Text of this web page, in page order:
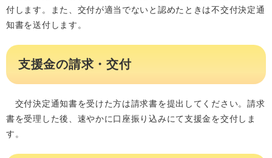
付します。また、交付が適当でないと認めたときは不交付決定通
知書を送付します。
支援金の請求・交付
交付決定通知書を受けた方は請求書を提出してください。請求
書を受理した後、速やかに口座振り込みにて支援金を交付しま
す。